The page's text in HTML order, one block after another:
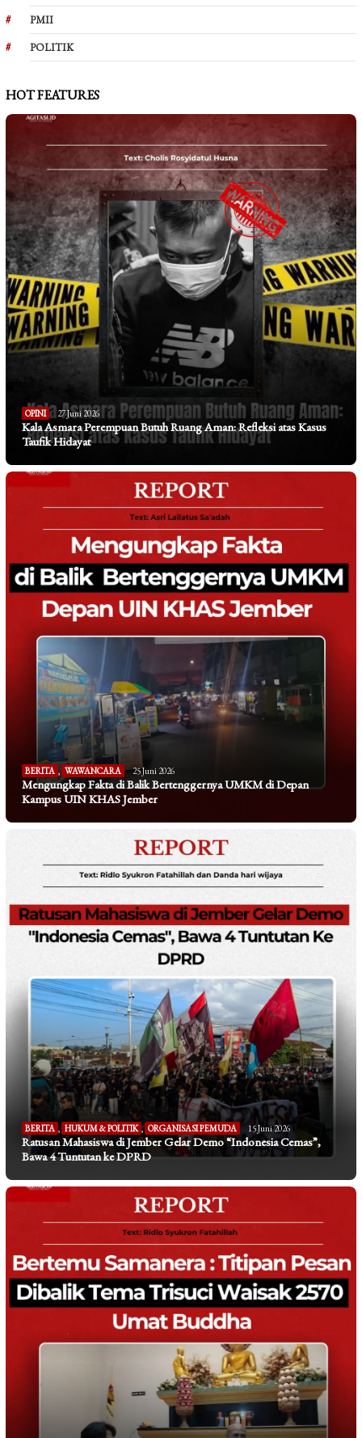
PMII
POLITIK
HOT FEATURES
OPINI 27 Juni 2026
Kala Asmara Perempuan Butuh Ruang Aman: Refleksi atas Kasus
Taufik Hidayat
BERITA WAWANCARA 25 Juni 2026
Mengungkap Fakta di Balik Bertenggernya UMKM di Depan
Kampus UIN KHAS Jember
BERITA HUKUM & POLITIK , ORGANISASI PEMUDA 15 Juni 2026
Ratusan Mahasiswa di Jember Gelar Demo “Indonesia Cemas”,
Bawa 4 Tuntutan ke DPRD